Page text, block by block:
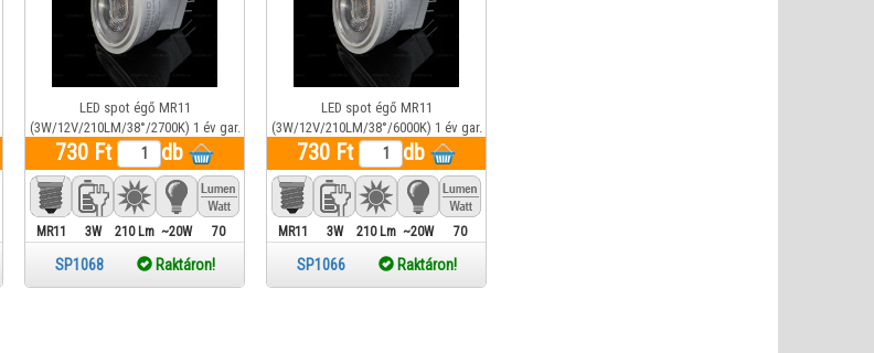
LED spot égő MR11
(3W/12V/210LM/38°/2700K) 1 év gar.
730 Ft db
MR11 3W 210 Lm ~20W 70
SP1068 Raktáron!
LED spot égő MR11
(3W/12V/210LM/38°/6000K) 1 év gar.
730 Ft db
MR11 3W 210 Lm ~20W 70
SP1066 Raktáron!